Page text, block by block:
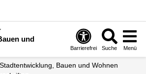
und
Barrierefrei Suche Menü
Bauen und Wohnen